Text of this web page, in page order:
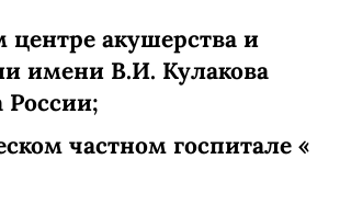
центре акушерства и
имени В.И. Кулакова
частном госпитале «